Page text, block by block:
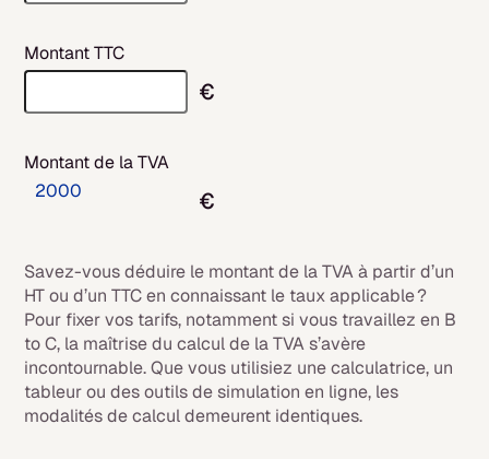
Montant TTC
€
Montant de la TVA
2000
€
Savez-vous déduire le montant de la TVA à partir d’un
HT ou d’un TTC en connaissant le taux applicable ?
Pour fixer vos tarifs, notamment si vous travaillez en B
to C, la maîtrise du calcul de la TVA s’avère
incontournable. Que vous utilisiez une calculatrice, un
tableur ou des outils de simulation en ligne, les
modalités de calcul demeurent identiques.